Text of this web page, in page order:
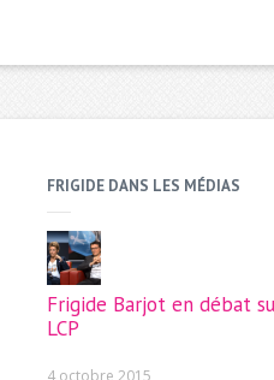
FRIGIDE DANS LES MÉDIAS
Frigide Barjot en débat
LCP
4 octobre 2015